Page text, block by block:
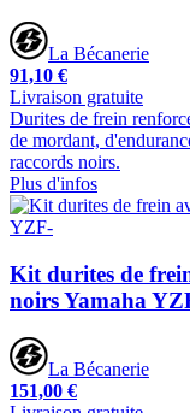
La Bécanerie
91,10 €
Livraison gratuite
Durites de frein
de mordant,
raccords noirs.
Plus d'infos
Kit durites de
noirs Yamaha
La Bécanerie
151,00 €